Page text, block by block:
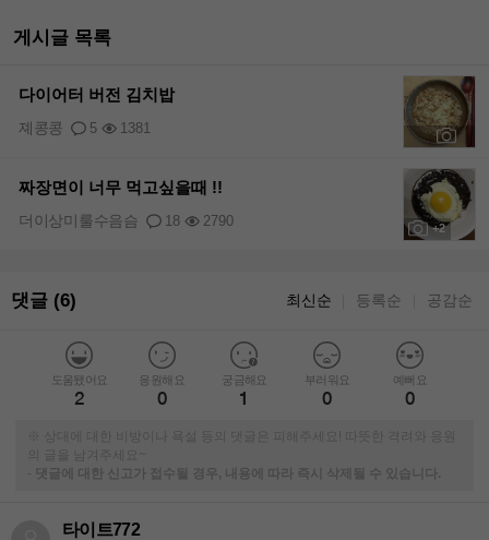
게시글 목록
다이어터 버전 김치밥
5 1381
졔콩콩
+2
짜장면이 너무 먹고싶을때 !!
18 2790
더이상미룰수음슴
댓글 (6) 최신순 등록순 공감순
도움됐어요
2
응원해요
0
궁금해요
1
부러워요
0
예뻐요
0
※ 상대에 대한 비방이나 욕설 등의 댓글은 피해주세요! 따뜻한 격려와 응원
의 글을 남겨주세요~
-
댓글에 대한 신고가 접수될 경우, 내용에 따라 즉시 삭제될 수 있습니다.
타이트772